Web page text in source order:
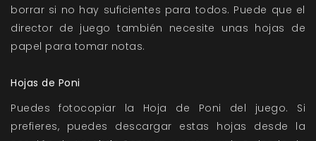
borrar si no hay suficientes para todos. Puede que el
director de juego también necesite unas hojas de
papel para tomar notas.
Hojas de Poni
Puedes fotocopiar la Hoja de Poni del juego. Si
prefieres, puedes descargar estas hojas desde la